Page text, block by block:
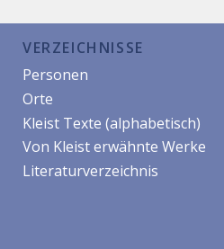
VERZEICHNISSE
Personen
Orte
Kleist Texte (alphabetisch)
Von Kleist erwähnte Werke
Literaturverzeichnis